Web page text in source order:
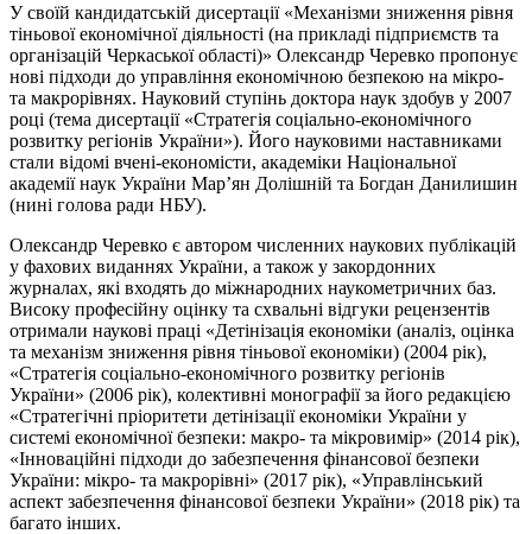
У своїй кандидатській дисертації «Механізми зниження рівня
тіньової економічної діяльності (на прикладі підприємств та
організацій Черкаської області)» Олександр Черевко пропонує
нові підходи до управління економічною безпекою на мікро-
та макрорівнях. Науковий ступінь доктора наук здобув у 2007
році (тема дисертації «Стратегія соціально-економічного
розвитку регіонів України»). Його науковими наставниками
стали відомі вчені-економісти, академіки Національної
академії наук України Мар’ян Долішній та Богдан Данилишин
(нині голова ради НБУ).
Олександр Черевко є автором численних наукових публікацій
у фахових виданнях України, а також у закордонних
журналах, які входять до міжнародних наукометричних баз.
Високу професійну оцінку та схвальні відгуки рецензентів
отримали наукові праці «Детінізація економіки (аналіз, оцінка
та механізм зниження рівня тіньової економіки) (2004 рік),
«Стратегія соціально-економічного розвитку регіонів
України» (2006 рік), колективні монографії за його редакцією
«Стратегічні пріоритети детінізації економіки України у
системі економічної безпеки: макро- та мікровимір» (2014 рік),
«Інноваційні підходи до забезпечення фінансової безпеки
України: мікро- та макрорівні» (2017 рік), «Управлінський
аспект забезпечення фінансової безпеки України» (2018 рік) та
багато інших.